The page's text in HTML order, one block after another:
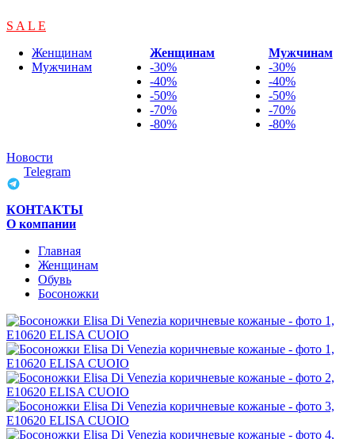
S A L E
Женщинам
Мужчинам
Женщинам
-30%
-40%
-50%
-70%
-80%
Мужчинам
-30%
-40%
-50%
-70%
-80%
Новости
Telegram
КОНТАКТЫ
О компании
Главная
Женщинам
Обувь
Босоножки